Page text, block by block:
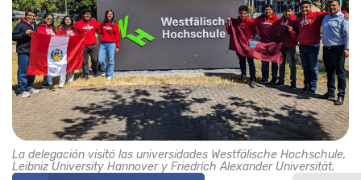
La delegación visitó las universidades Westfälische Hochschule,
Leibniz University Hannover y Friedrich Alexander Universität.